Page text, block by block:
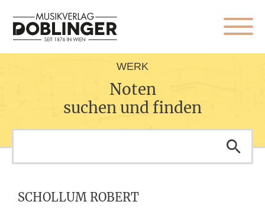
WERK
Noten
suchen und finden
SCHOLLUM ROBERT